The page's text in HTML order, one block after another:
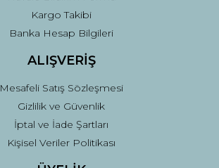
Gönder
Kargo Takibi
Banka Hesap Bilgileri
ALIŞVERİŞ
Mesafeli Satış Sözleşmesi
Gizlilik ve Güvenlik
İptal ve İade Şartları
Kişisel Veriler Politikası